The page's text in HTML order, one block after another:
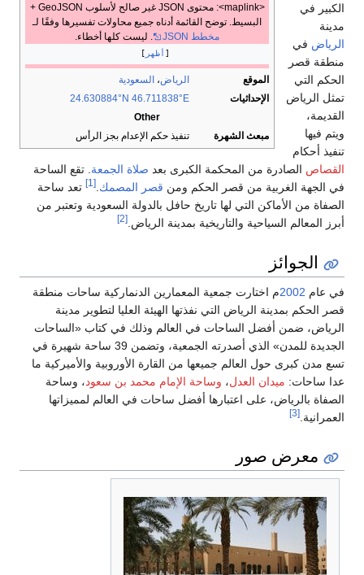
<maplink>: محتوى JSON غير صالح لأسلوب GeoJSON +
البسيط. توضح القائمة أدناه جميع محاولات تفسيرها وفقًا لـ
مخطط JSON
. ليست كلها أخطاء.
أظهر
الموقع الرياض، السعودية
الإحداثيات
24.630884°N 46.711838°E
Other
مبعث الشهرة
تنفيذ حكم الإعدام بجز الرأس
الكبير في
مدينة
الرياض في
منطقة قصر
الحكم التي
تمثل الرياض
القديمة،
ويتم فيها
تنفيذ أحكام
القصاص الصادرة من المحكمة الكبرى بعد صلاة الجمعة. تقع الساحة
في الجهة الغربية من قصر الحكم ومن قصر المصمك.
[1]
تعد ساحة
الصفاة من الأماكن التي لها تاريخ حافل بالدولة السعودية وتعتبر من
أبرز المعالم السياحية والتاريخية بمدينة الرياض.[2]
الجوائز
في عام 2002م اختارت جمعية المعمارين الدنماركية ساحات منطقة
قصر الحكم بمدينة الرياض التي نفذتها الهيئة العليا لتطوير مدينة
الرياض، ضمن أفضل الساحات في العالم وذلك في كتاب «الساحات
الجديدة للمدن» الذي أصدرته الجمعية، وتضمن 39 ساحة شهيرة في
تسع مدن كبرى حول العالم جميعها من القارة الأوروبية والأميركية ما
عدا ساحات: ميدان العدل، وساحة الإمام محمد بن سعود، وساحة
الصفاة بالرياض، على اعتبارها أفضل ساحات في العالم لمميزاتها
العمرانية. [3]
معرض صور